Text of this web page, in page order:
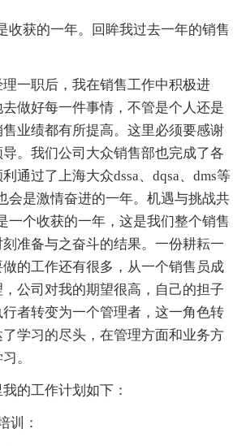
收获的一年。回眸我过去一年的销售
一职后，我在销售工作中积极进
做好每一件事情，不管是个人还是
业绩都有所提高。这里必须要感谢
。我们公司大众销售部也完成了各
通过了上海大众dssa、dqsa、dms等
会是激情奋进的一年。机遇与挑战共
一个收获的一年，这是我们整个销售
准备与之奋斗的结果。一份耕耘一
的工作还有很多，从一个销售员成
公司对我的期望很高，自己的担子
者转变为一个管理者，这一角色转
学习的尽头，在管理方面和业务方
。
的工作计划如下：
训：